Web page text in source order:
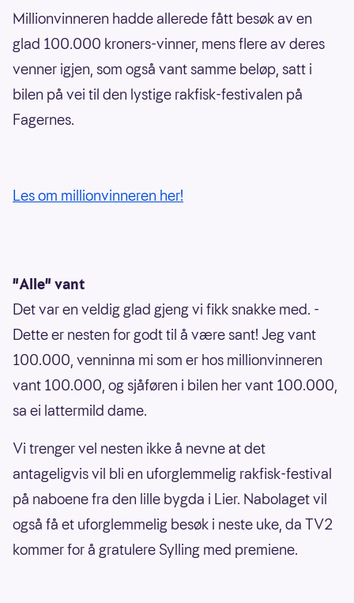
Millionvinneren hadde allerede fått besøk av en
glad 100.000 kroners-vinner, mens flere av deres
venner igjen, som også vant samme beløp, satt i
bilen på vei til den lystige rakfisk-festivalen på
Fagernes.
Les om millionvinneren her!
"Alle" vant
Det var en veldig glad gjeng vi fikk snakke med. -
Dette er nesten for godt til å være sant! Jeg vant
100.000, venninna mi som er hos millionvinneren
vant 100.000, og sjåføren i bilen her vant 100.000,
sa ei lattermild dame.
Vi trenger vel nesten ikke å nevne at det
antageligvis vil bli en uforglemmelig rakfisk-festival
på naboene fra den lille bygda i Lier. Nabolaget vil
også få et uforglemmelig besøk i neste uke, da TV2
kommer for å gratulere Sylling med premiene.